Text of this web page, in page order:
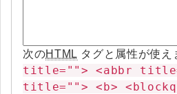
次のHTML タグと属性が使
title=""> <abbr
title=""> <b>